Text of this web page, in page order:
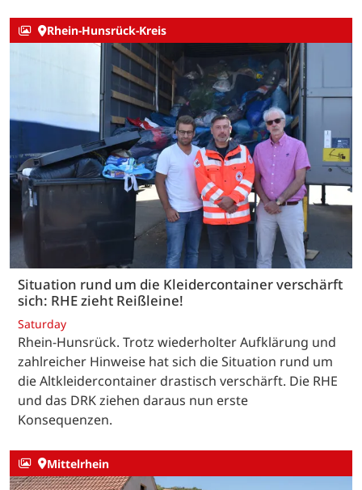
Rhein-Hunsrück-Kreis
Situation rund um die Kleidercontainer verschärft
sich: RHE zieht Reißleine!
Saturday
Rhein-Hunsrück. Trotz wiederholter Aufklärung und
zahlreicher Hinweise hat sich die Situation rund um
die Altkleidercontainer drastisch verschärft. Die RHE
und das DRK ziehen daraus nun erste
Konsequenzen.
Mittelrhein